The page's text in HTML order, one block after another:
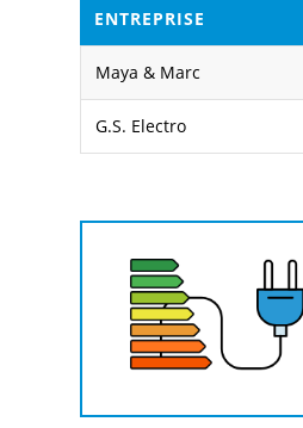
ENTREPRISE
Maya & Marc
G.S. Electro